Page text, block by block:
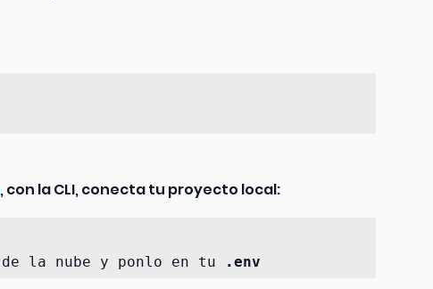
, con la CLI, conecta tu proyecto local:
la nube y ponlo en tu .env